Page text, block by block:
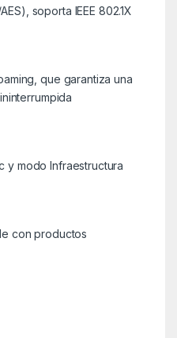
soporta IEEE 802.1X
que garantiza una
y modo Infraestructura
con productos